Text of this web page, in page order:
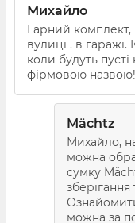
Михайло
Гарний комплект,
вулиці . в
коли будуть
фірмовою
Mächtz
Михайло,
можна
сумку
можна за